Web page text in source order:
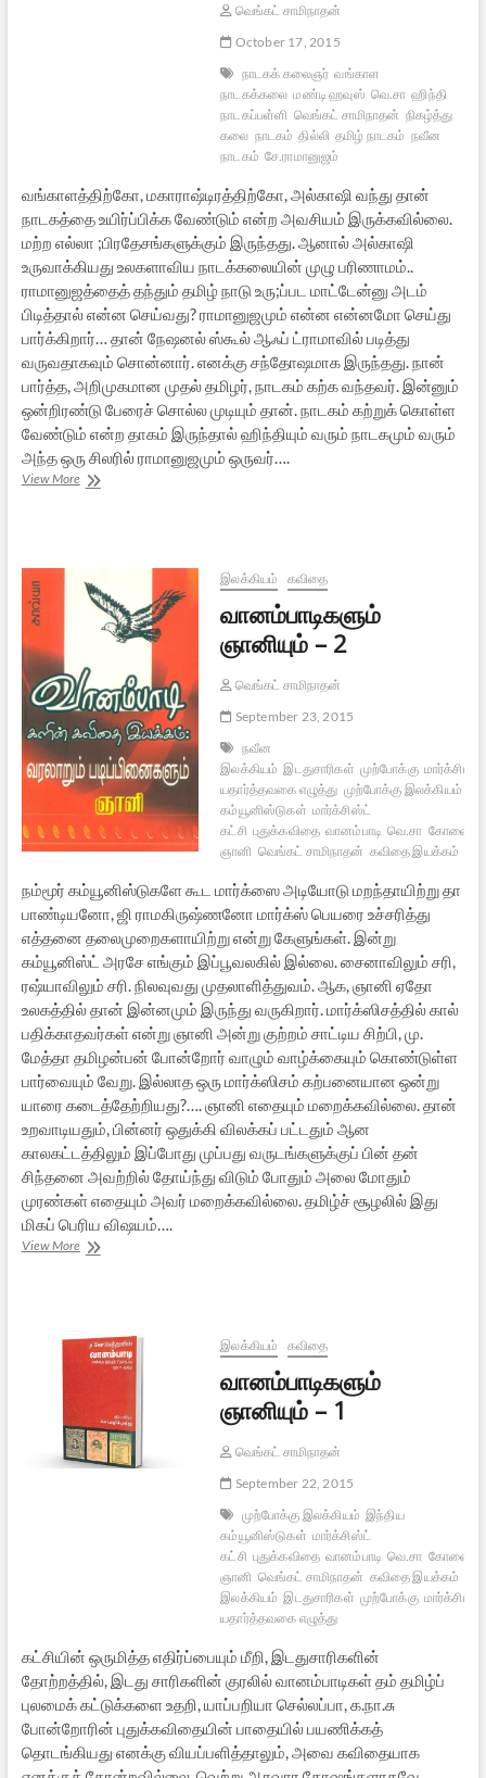
வெங்கட் சாமிநாதன்
October 17, 2015
நாடகக் கலைஞர் வங்காள
நாடகக்கலை மண்டி ஹவுஸ் வெ.சா ஹிந்தி
நாடகப்பள்ளி வெங்கட் சாமிநாதன் நிகழ்த்து
கலை நாடகம் தில்லி தமிழ் நாடகம் நவீன
நாடகம் சே.ராமானுஜம்
வங்காளத்திற்கோ, மகாராஷ்டிரத்திற்கோ, அல்காஷி வந்து தான்
நாடகத்தை உயிர்ப்பிக்க வேண்டும் என்ற அவசியம் இருக்கவில்லை.
மற்ற எல்லா ;பிரதேசங்களுக்கும் இருந்தது. ஆனால் அல்காஷி
உருவாக்கியது உலகளாவிய நாடக்கலையின் முழு பரிணாமம்..
ராமானுஜத்தைத் தந்தும் தமிழ் நாடு உரு;ப்பட மாட்டேன்னு அடம்
பிடித்தால் என்ன செய்வது? ராமானுஜமும் என்ன என்னமோ செய்து
பார்க்கிறார்… தான் நேஷனல் ஸ்கூல் ஆஃப் ட்ராமாவில் படித்து
வருவதாகவும் சொன்னார். எனக்கு சந்தோஷமாக இருந்தது. நான்
பார்த்த, அறிமுகமான முதல் தமிழர், நாடகம் கற்க வந்தவர். இன்னும்
ஒன்றிரண்டு பேரைச் சொல்ல முடியும் தான். நாடகம் கற்றுக் கொள்ள
வேண்டும் என்ற தாகம் இருந்தால் ஹிந்தியும் வரும் நாடகமும் வரும்
அந்த ஒரு சிலரில் ராமானுஜமும் ஒருவர்….
View Moreஇன்றைய
இலக்கியம் கவிதை
வானம்பாடிகளும்
ஞானியும் – 2
வெங்கட் சாமிநாதன்
September 23, 2015
நவீன
இலக்கியம் இடதுசாரிகள் முற்போக்கு மார்க்சியம்
யதார்த்தவகை எழுத்து முற்போக்கு இலக்கியம்
கம்யூனிஸ்டுகள் மார்க்சிஸ்ட்
கட்சி புதுக்கவிதை வானம்பாடி வெ.சா கோவை
ஞானி வெங்கட் சாமிநாதன் கவிதை இயக்கம்
நம்மூர் கம்யூனிஸ்டுகளே கூட மார்க்ஸை அடியோடு மறந்தாயிற்று தா
பாண்டியனோ, ஜி ராமகிருஷ்ணனோ மார்க்ஸ் பெயரை உச்சரித்து
எத்தனை தலைமுறைகளாயிற்று என்று கேளுங்கள். இன்று
கம்யூனிஸ்ட் அரசே எங்கும் இப்பூவலகில் இல்லை. சைனாவிலும் சரி,
ரஷ்யாவிலும் சரி. நிலவுவது முதலாளித்துவம். ஆக, ஞானி ஏதோ
உலகத்தில் தான் இன்னமும் இருந்து வருகிறார். மார்க்ஸிசத்தில் கால்
பதிக்காதவர்கள் என்று ஞானி அன்று குற்றம் சாட்டிய சிற்பி, மு.
மேத்தா தமிழன்பன் போன்றோர் வாழும் வாழ்க்கையும் கொண்டுள்ள
பார்வையும் வேறு. இல்லாத ஒரு மார்க்ஸிசம் கற்பனையான ஒன்று
யாரை கடைத்தேற்றியது?…. ஞானி எதையும் மறைக்கவில்லை. தான்
உறவாடியதும், பின்னர் ஒதுக்கி விலக்கப் பட்டதும் ஆன
காலகட்டத்திலும் இப்போது முப்பது வருடங்களுக்குப் பின் தன்
சிந்தனை அவற்றில் தோய்ந்து விடும் போதும் அலை மோதும்
முரண்கள் எதையும் அவர் மறைக்கவில்லை. தமிழ்ச் சூழலில் இது
மிகப் பெரிய விஷயம்….
View Moreவானம்பாடிகளும்
இலக்கியம் கவிதை
வானம்பாடிகளும்
ஞானியும் – 1
வெங்கட் சாமிநாதன்
September 22, 2015
முற்போக்கு இலக்கியம் இந்திய
கம்யூனிஸ்டுகள் மார்க்சிஸ்ட்
கட்சி புதுக்கவிதை வானம்பாடி வெ.சா கோவை
ஞானி வெங்கட் சாமிநாதன் கவிதை இயக்கம்
இலக்கியம் இடதுசாரிகள் முற்போக்கு மார்க்சியம்
யதார்த்தவகை எழுத்து
கட்சியின் ஒருமித்த எதிர்ப்பையும் மீறி, இடதுசாரிகளின்
தோற்றத்தில், இடது சாரிகளின் குரலில் வானம்பாடிகள் தம் தமிழ்ப்
புலமைக் கட்டுக்களை உதறி, யாப்பறியா செல்லப்பா, க.நா.சு
போன்றோரின் புதுக்கவிதையின் பாதையில் பயணிக்கத்
தொடங்கியது எனக்கு வியப்பளித்தாலும், அவை கவிதையாக